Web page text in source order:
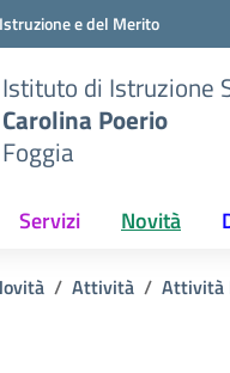
strumenti
e del Merito
Istituto di Istruzione
Carolina Poerio
Foggia
Servizi Novità
Attività Attività